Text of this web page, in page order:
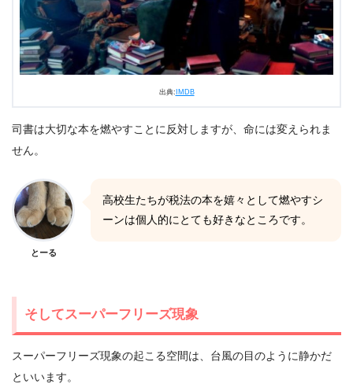
出典: IMDB
司書は大切な本を燃やすことに反対しますが、命には変えられま
せん。
とーる
高校生たちが税法の本を嬉々として燃やすシ
ーンは個人的にとても好きなところです。
そしてスーパーフリーズ現象
スーパーフリーズ現象の起こる空間は、台風の目のように静かだ
といいます。